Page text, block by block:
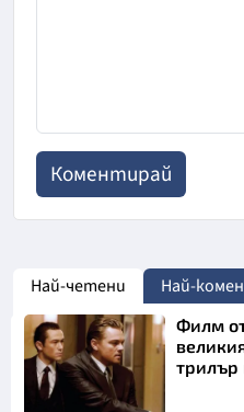
Най-четени Най-
Филм
трилър